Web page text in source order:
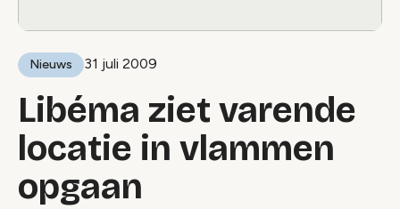
Nieuws 31 juli 2009
Libéma ziet varende
locatie in vlammen
opgaan